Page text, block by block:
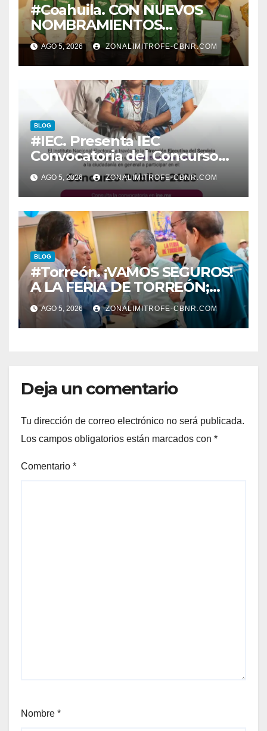
#Coahuila. CON NUEVOS
NOMBRAMIENTOS
FORTALECE GOBERNADOR
GABINETE
AGO 5, 2026 ZONALIMITROFE-CBNR.COM
BLOG
#IEC. Presenta IEC
Convocatoria del Concurso
Público 2026
AGO 5, 2026 ZONALIMITROFE-CBNR.COM
BLOG
#Torreón. ¡VAMOS SEGUROS!
A LA FERIA DE TORREÓN;
ALISTAN EDICIÓN 80
AGO 5, 2026 ZONALIMITROFE-CBNR.COM
Deja un comentario
Tu dirección de correo electrónico no será publicada.
Los campos obligatorios están marcados con *
Comentario *
Nombre *